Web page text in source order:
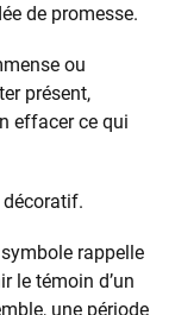
de promesse.
ou
présent,
effacer ce qui
décoratif.
rappelle
le témoin d’un
une période